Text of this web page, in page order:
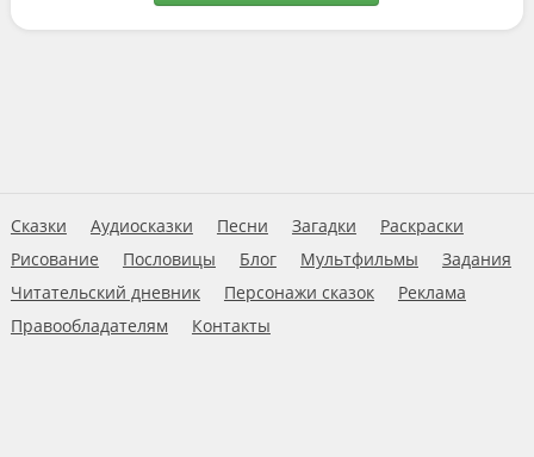
Сказки Аудиосказки Песни Загадки
Раскраски
Рисование
Пословицы Блог Мультфильмы
Задания
Читательский дневник
Персонажи сказок
Реклама
Правообладателям
Контакты